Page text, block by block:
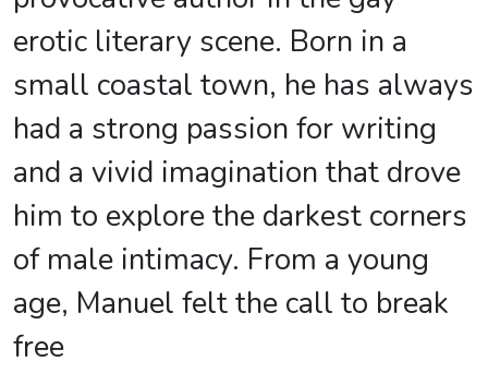
erotic literary scene. Born in a
small coastal town, he has always
had a strong passion for writing
and a vivid imagination that drove
him to explore the darkest corners
of male intimacy. From a young
age, Manuel felt the call to break
free